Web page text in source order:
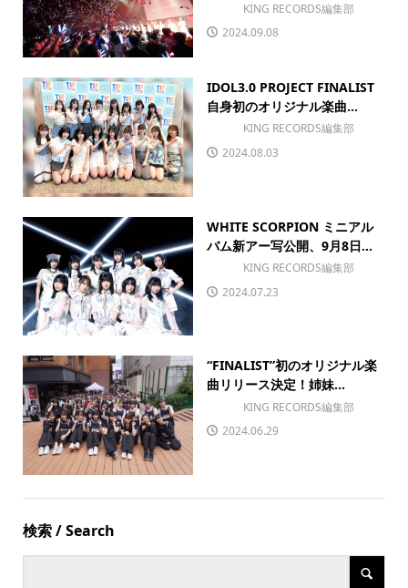
KING RECORDS編集部
2024.09.08
IDOL3.0 PROJECT FINALIST
自身初のオリジナル楽曲...
KING RECORDS編集部
2024.08.03
WHITE SCORPION ミニアル
バム新アー写公開、9月8日...
KING RECORDS編集部
2024.07.23
“FINALIST”初のオリジナル楽
曲リリース決定！姉妹...
KING RECORDS編集部
2024.06.29
検索 / Search